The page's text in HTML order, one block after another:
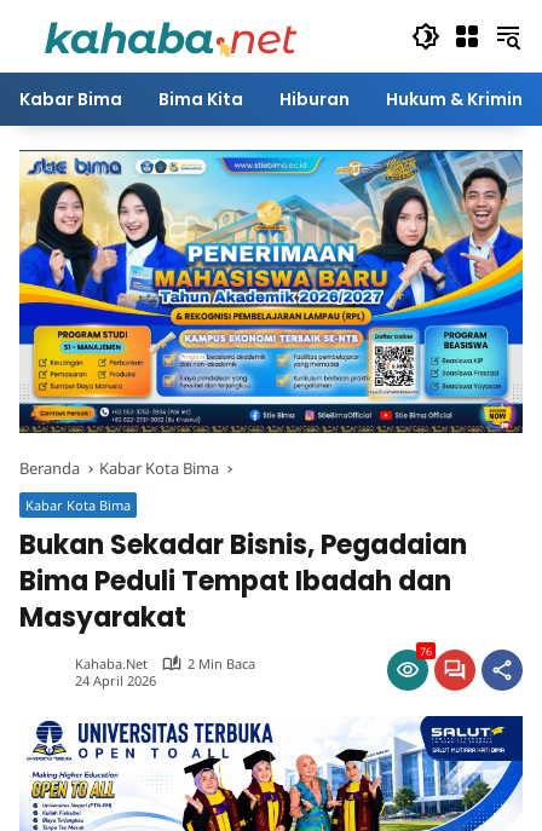
Kabar Bima Bima Kita Hiburan Hukum & Kriminal
Beranda Kabar Kota Bima
Kabar Kota Bima
Bukan Sekadar Bisnis, Pegadaian
Bima Peduli Tempat Ibadah dan
Masyarakat
Kahaba.net
2 Min Baca
24 April 2026
76